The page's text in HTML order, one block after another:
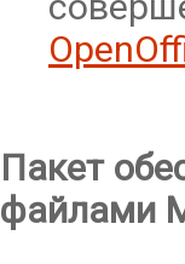
Пакет
файлами